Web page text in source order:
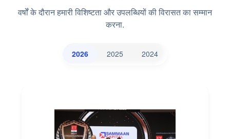
वर्षों के दौरान हमारी विशिष्टता और उपलब्धियों की विरासत का सम्मान
करना.
2026 2025 2024